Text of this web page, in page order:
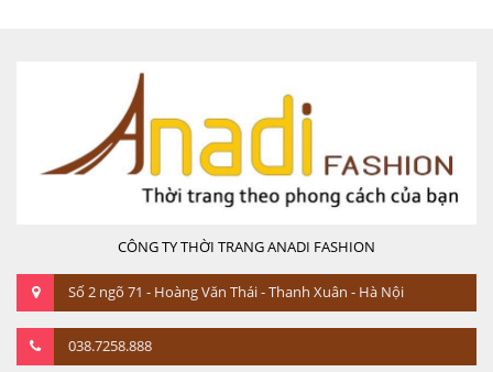
CÔNG TY THỜI TRANG ANADI FASHION
Số 2 ngõ 71 - Hoàng Văn Thái - Thanh Xuân - Hà Nội
038.7258.888